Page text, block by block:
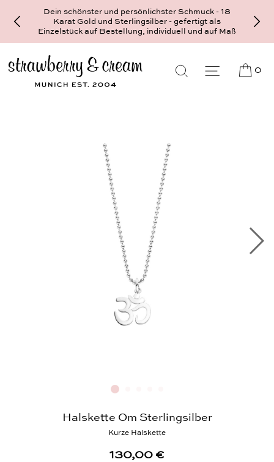
Dein schönster und persönlichster Schmuck - 18
Karat Gold und Sterlingsilber - gefertigt als
Einzelstück auf Bestellung, individuell und auf Maß
0
Halskette Om Sterlingsilber
Kurze Halskette
130,00 €